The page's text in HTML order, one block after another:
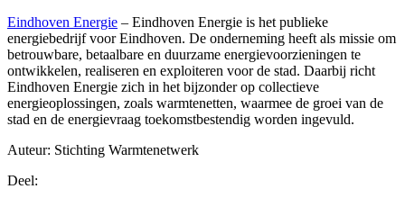
Eindhoven Energie – Eindhoven Energie is het publieke
energiebedrijf voor Eindhoven. De onderneming heeft als missie om
betrouwbare, betaalbare en duurzame energievoorzieningen te
ontwikkelen, realiseren en exploiteren voor de stad. Daarbij richt
Eindhoven Energie zich in het bijzonder op collectieve
energieoplossingen, zoals warmtenetten, waarmee de groei van de
stad en de energievraag toekomstbestendig worden ingevuld.
Auteur: Stichting Warmtenetwerk
Deel: